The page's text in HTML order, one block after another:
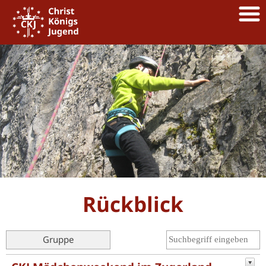
Rückblick
Gruppe